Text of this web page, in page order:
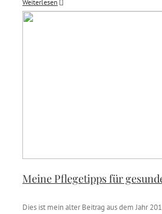
Weiterlesen
Meine Pflegetipps für
Dies ist mein alter Beitrag aus dem Jahr